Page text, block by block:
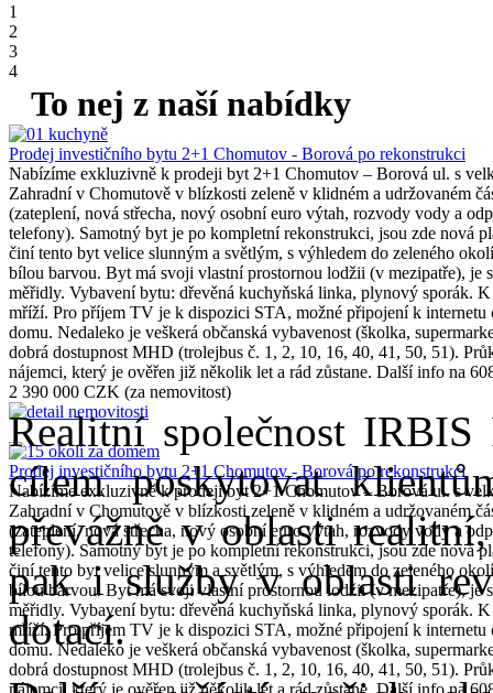
1
2
3
4
To nej z naší nabídky
Prodej investičního bytu 2+1 Chomutov - Borová po rekonstrukci
Nabízíme exkluzivně k prodeji byt 2+1 Chomutov – Borová ul. s
Zahradní v Chomutově v blízkosti zeleně v klidném a udržovaném
(zateplení, nová střecha, nový osobní euro výtah, rozvody vody a
telefony). Samotný byt je po kompletní rekonstrukci, jsou zde nová
činí tento byt velice slunným a světlým, s výhledem do zeleného
bílou barvou. Byt má svoji vlastní prostornou lodžii (v mezipatře), je
měřidly. Vybavení bytu: dřevěná kuchyňská linka, plynový sporák.
mříží. Pro příjem TV je k dispozici STA, možné připojení k
domu. Nedaleko je veškerá občanská vybavenost (školka,
dobrá dostupnost MHD (trolejbus č. 1, 2, 10, 16, 40, 41, 50, 51).
nájemci, který je ověřen již několik let a rád zůstane. Další info na
2 390 000 CZK (za nemovitost)
Prodej investičního bytu 2+1 Chomutov - Borová po rekonstrukci
Nabízíme exkluzivně k prodeji byt 2+1 Chomutov – Borová ul. s
Zahradní v Chomutově v blízkosti zeleně v klidném a udržovaném
(zateplení, nová střecha, nový osobní euro výtah, rozvody vody a
telefony). Samotný byt je po kompletní rekonstrukci, jsou zde nová
činí tento byt velice slunným a světlým, s výhledem do zeleného
bílou barvou. Byt má svoji vlastní prostornou lodžii (v mezipatře), je
měřidly. Vybavení bytu: dřevěná kuchyňská linka, plynový sporák.
mříží. Pro příjem TV je k dispozici STA, možné připojení k
domu. Nedaleko je veškerá občanská vybavenost (školka,
dobrá dostupnost MHD (trolejbus č. 1, 2, 10, 16, 40, 41, 50, 51).
nájemci, který je ověřen již několik let a rád zůstane. Další info na
Realitní společnost
cílem poskytovat
převážně v oblasti
pak i služby v oblasti
dotací.